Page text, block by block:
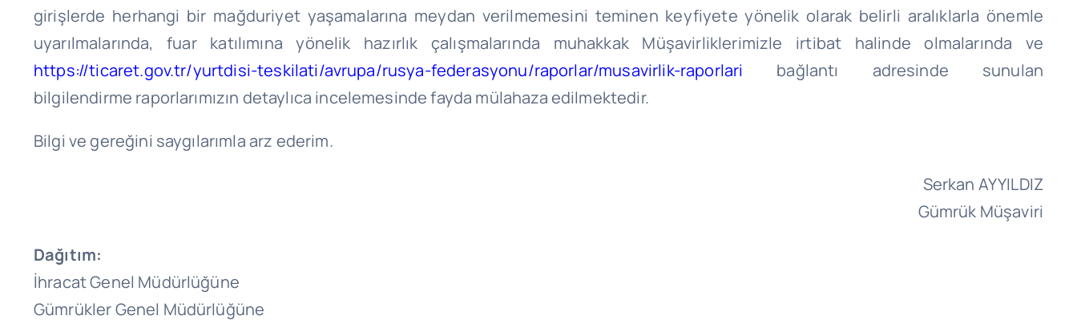
girişlerde herhangi bir mağduriyet yaşamalarına meydan verilmemesini teminen keyfiyete yönelik olarak belirli aralıklarla önemle
uyarılmalarında, fuar katılımına yönelik hazırlık çalışmalarında muhakkak Müşavirliklerimizle irtibat halinde olmalarında ve
https://ticaret.gov.tr/yurtdisi-teskilati/avrupa/rusya-federasyonu/raporlar/musavirlik-raporlari bağlantı adresinde sunulan
bilgilendirme raporlarımızın detaylıca incelemesinde fayda mülahaza edilmektedir.
Bilgi ve gereğini saygılarımla arz ederim.
Serkan AYYILDIZ
Gümrük Müşaviri
Dağıtım:
İhracat Genel Müdürlüğüne
Gümrükler Genel Müdürlüğüne